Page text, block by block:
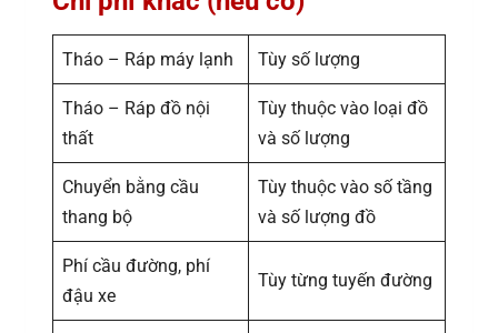
Tháo – Ráp máy lạnh Tùy số lượng
Tháo – Ráp đồ nội
thất
Tùy thuộc vào loại đồ
và số lượng
Chuyển bằng cầu
thang bộ
Tùy thuộc vào số tầng
và số lượng đồ
Phí cầu đường, phí
đậu xe
Tùy từng tuyến đường